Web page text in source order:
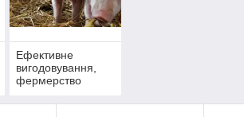
Ефективне
вигодовування,
фермерство